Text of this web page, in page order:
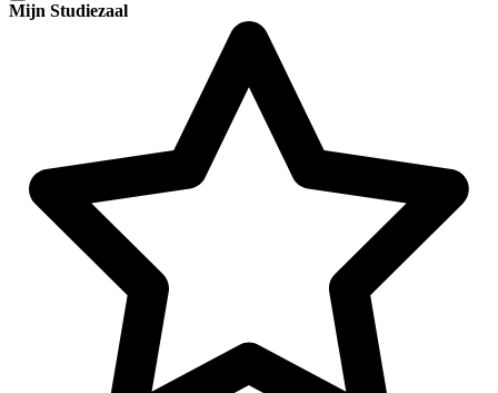
Mijn Studiezaal